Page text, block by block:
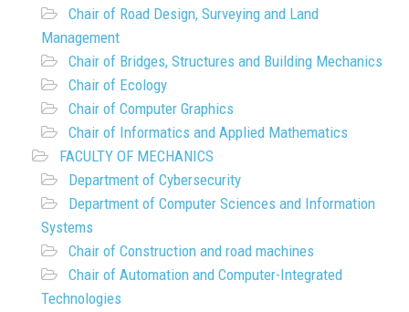
Chair of Road Design, Surveying and Land
Management
Chair of Bridges, Structures and Building Mechanics
Chair of Ecology
Chair of Computer Graphics
Chair of Informatics and Applied Mathematics
FACULTY OF MECHANICS
Department of Cybersecurity
Department of Computer Sciences and Information
Systems
Chair of Construction and road machines
Chair of Automation and Computer-Integrated
Technologies